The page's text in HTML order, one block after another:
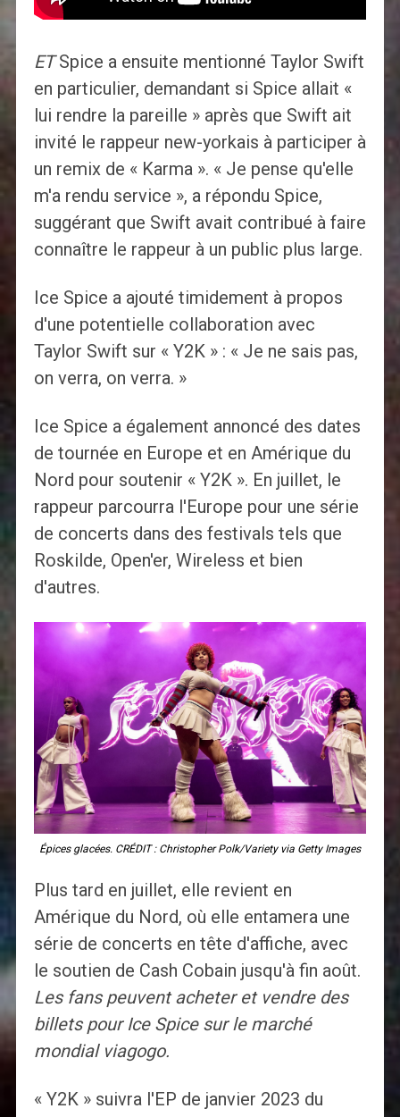
ETSpice a ensuite mentionné Taylor Swift
en particulier, demandant si Spice allait «
lui rendre la pareille » après que Swift ait
invité le rappeur new-yorkais à participer à
un remix de « Karma ». « Je pense qu'elle
m'a rendu service », a répondu Spice,
suggérant que Swift avait contribué à faire
connaître le rappeur à un public plus large.
Ice Spice a ajouté timidement à propos
d'une potentielle collaboration avec
Taylor Swift sur « Y2K » : « Je ne sais pas,
on verra, on verra. »
Ice Spice a également annoncé des dates
de tournée en Europe et en Amérique du
Nord pour soutenir « Y2K ». En juillet, le
rappeur parcourra l'Europe pour une série
de concerts dans des festivals tels que
Roskilde, Open'er, Wireless et bien
d'autres.
Épices glacées. CRÉDIT : Christopher Polk/Variety via Getty Images
Plus tard en juillet, elle revient en
Amérique du Nord, où elle entamera une
série de concerts en tête d'affiche, avec
le soutien de Cash Cobain jusqu'à fin août.
Les fans peuvent acheter et vendre des
billets pour Ice Spice sur le marché
mondial viagogo.
« Y2K » suivra l'EP de janvier 2023 du